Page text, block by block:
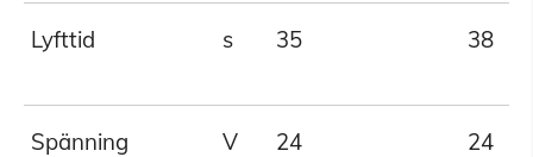
Lyfttid s 35 38
Spänning V 24 24